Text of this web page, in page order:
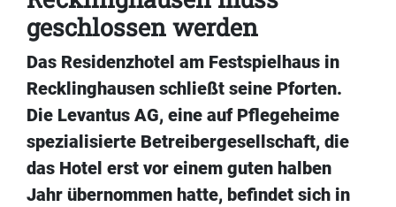
geschlossen werden
Das Residenzhotel am Festspielhaus in
Recklinghausen schließt seine Pforten.
Die Levantus AG, eine auf Pflegeheime
spezialisierte Betreibergesellschaft, die
das Hotel erst vor einem guten halben
Jahr übernommen hatte, befindet sich in